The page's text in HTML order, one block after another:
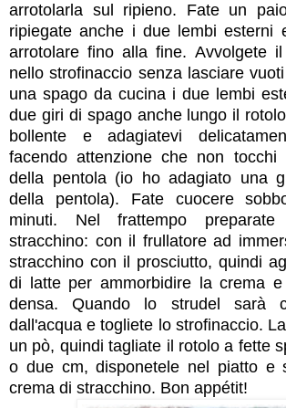
arrotolarla sul ripieno. Fate un
ripiegate anche i due lembi esterni
arrotolare fino alla fine. Avvolgete
nello strofinaccio senza lasciare
una spago da cucina i due lembi
due giri di spago anche lungo il
bollente e adagiatevi
facendo attenzione che non
della pentola (io ho adagiato una
della pentola). Fate cuocere
minuti. Nel frattempo
stracchino: con il frullatore ad
stracchino con il prosciutto, quindi
di latte per ammorbidire la crema
densa. Quando lo strudel sarà
dall'acqua e togliete lo strofinaccio.
un pò, quindi tagliate il rotolo a fette
o due cm, disponetele nel piatto e
crema di stracchino. Bon appétit!